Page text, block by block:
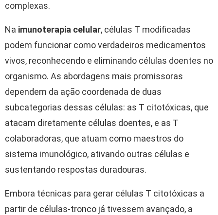
complexas.
Na imunoterapia celular, células T modificadas
podem funcionar como verdadeiros medicamentos
vivos, reconhecendo e eliminando células doentes no
organismo. As abordagens mais promissoras
dependem da ação coordenada de duas
subcategorias dessas células: as T citotóxicas, que
atacam diretamente células doentes, e as T
colaboradoras, que atuam como maestros do
sistema imunológico, ativando outras células e
sustentando respostas duradouras.
Embora técnicas para gerar células T citotóxicas a
partir de células-tronco já tivessem avançado, a